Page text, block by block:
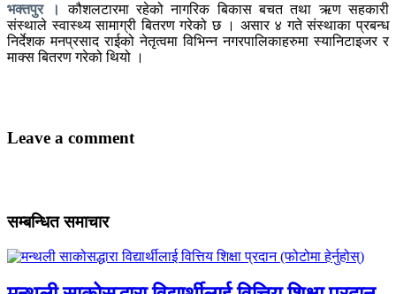
भक्तपुर ।
कौशलटारमा रहेको नागरिक बिकास बचत तथा ऋण सहकारी
संस्थाले स्वास्थ्य सामाग्री बितरण गरेको छ । असार ४ गते संस्थाका प्रबन्ध
निर्देशक मनप्रसाद राईको नेतृत्वमा विभिन्न नगरपालिकाहरुमा स्यानिटाइजर र
माक्स बितरण गरेको थियो ।
Leave a comment
सम्बन्धित समाचार